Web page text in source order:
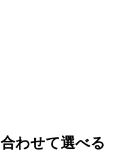
合わせて選べる